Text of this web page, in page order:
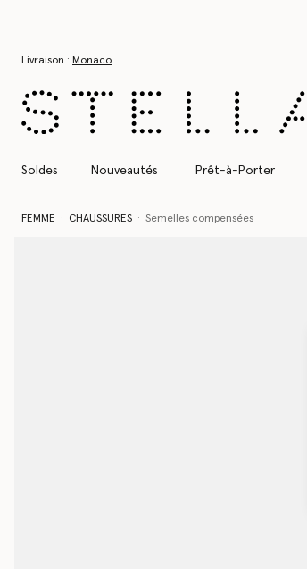
Livraison : Monaco
Soldes Nouveautés Prêt-à-Porter
FEMME CHAUSSURES Semelles compensées